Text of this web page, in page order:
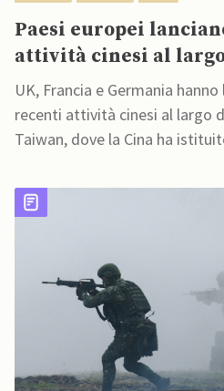
Paesi europei
attività cinesi al
Taiwan
UK, Francia e Germania
recenti attività cinesi al largo
Taiwan, dove la Cina ha